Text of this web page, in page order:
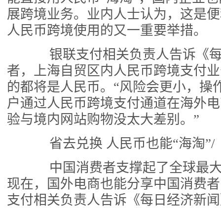
展跨境业务。业内人士认为，这是
人民币跨境使用的又一重要举措。
银联支付相关负责人告诉《每
者，上海自贸区内人民币跨境支付
的都将是人民币。“风险会更小，操
户通过人民币跨境支付通道在海外
验与境内网站购物没太大差别。”
省去兑换 人民币也能“海淘”/
中国消费者支撑起了全球最大
现在，国外电商也能分享中国消费
支付相关负责人告诉《每日经济新